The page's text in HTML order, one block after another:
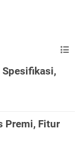
Spesifikasi,
Premi, Fitur